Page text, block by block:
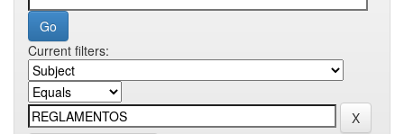
Current filters: